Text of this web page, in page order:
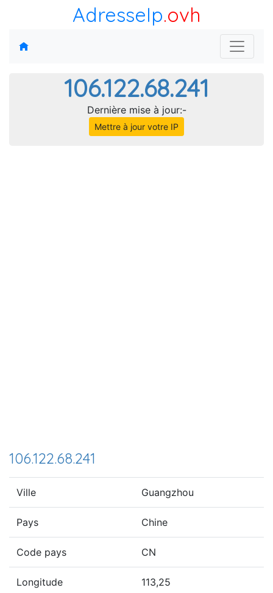
AdresseIp.ovh
106.122.68.241
Dernière mise à jour:-
Mettre à jour votre IP
106.122.68.241
Ville Guangzhou
Pays Chine
Code pays CN
Longitude 113,25